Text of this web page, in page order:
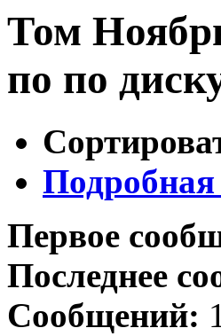
Том
по по
Первое
Последнее
Сообщений: